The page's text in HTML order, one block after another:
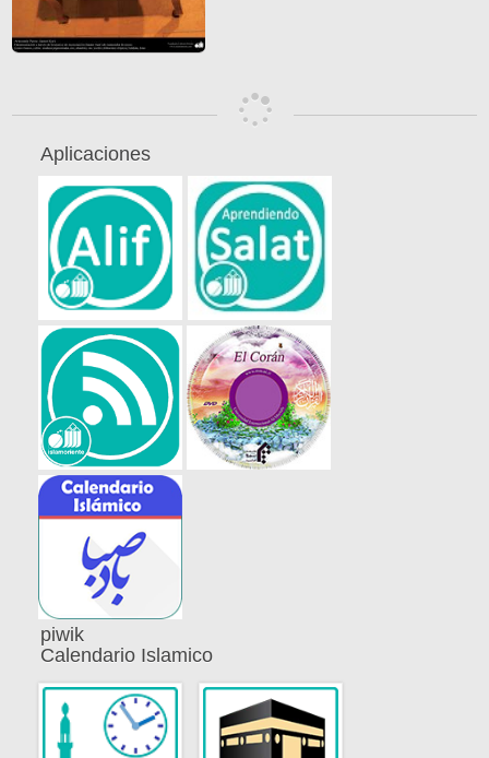
Aplicaciones
piwik
Calendario Islamico